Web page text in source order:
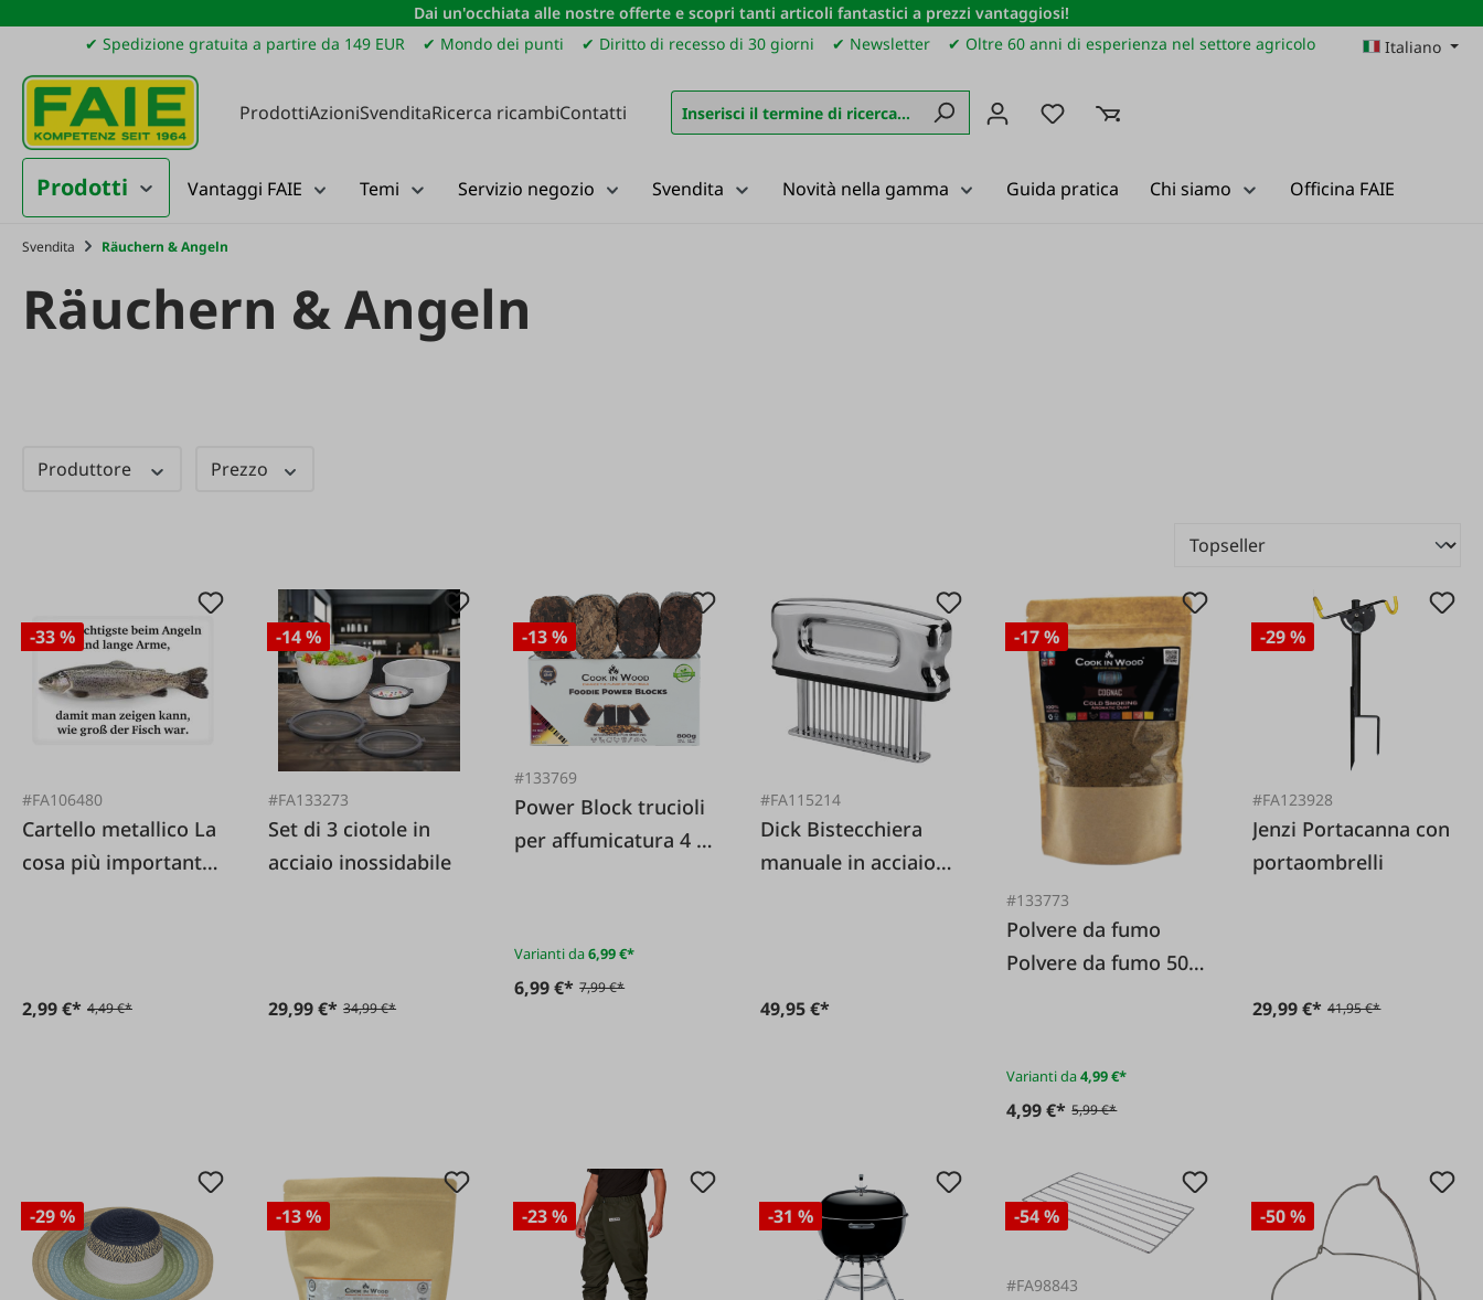
al contenuto principale
Salta alla ricerca
Passa alla navigazione principale
Dai un'occhiata alle nostre offerte e scopri tanti articoli fantastici a prezzi vantaggiosi!
✔ Spedizione gratuita a partire da 149 EUR
✔ Mondo dei punti ✔ Diritto di recesso di 30 giorni ✔ Newsletter ✔ Oltre 60 anni di esperienza nel settore agricolo Italiano
ProdottiAzioniSvenditaRicerca ricambiContatti Hai 0 articoli nella lista dei desideri
Prodotti Vantaggi FAIE Temi Servizio negozio Svendita Novità nella gamma Guida pratica Chi siamo Officina FAIE
Svendita Räuchern & Angeln
Räuchern & Angeln
Produttore Prezzo
-33 %
#FA106480
Cartello metallico La
cosa più importante
2,99 €* 4,49 €*
-14 %
#FA133273
Set di 3 ciotole in
acciaio inossidabile
29,99 €* 34,99 €*
-13 %
#133769
Power Block trucioli
per affumicatura 4 x
Varianti da6,99 €*
6,99 €* 7,99 €*
#FA115214
Dick Bistecchiera
manuale in acciaio
49,95 €*
-17 %
#133773
Polvere da fumo
Polvere da fumo 500
Varianti da4,99 €*
4,99 €* 5,99 €*
-29 %
#FA123928
Jenzi Portacanna con
portaombrelli
29,99 €* 41,95 €*
-29 % -13 % -23 % -31 % -54 %
#FA98843
-50 %